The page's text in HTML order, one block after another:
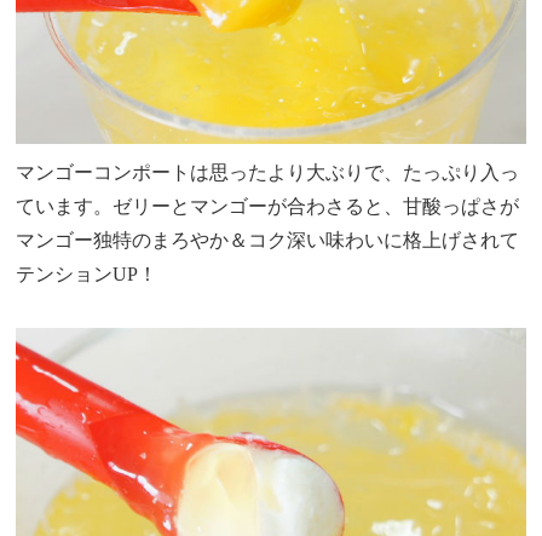
マンゴーコンポートは思ったより大ぶりで、たっぷり入っ
ています。ゼリーとマンゴーが合わさると、甘酸っぱさが
マンゴー独特のまろやか＆コク深い味わいに格上げされて
テンションUP！